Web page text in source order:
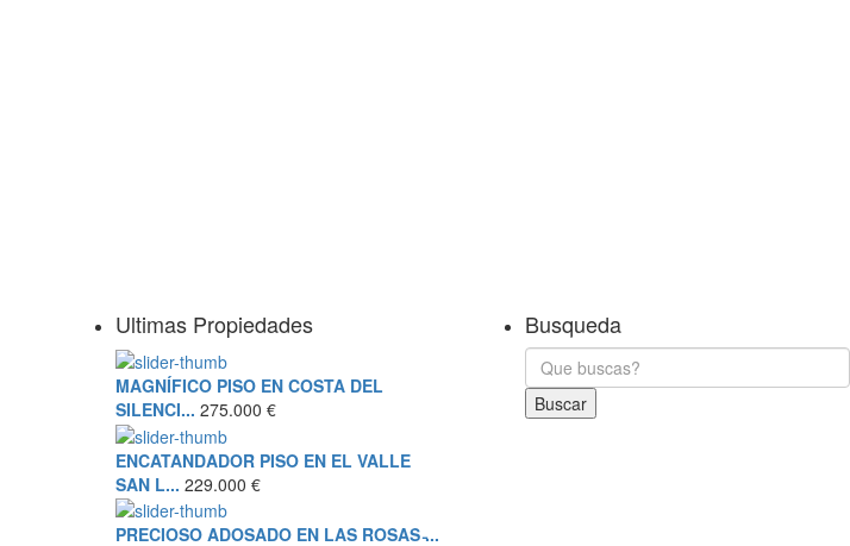
Ultimas Propiedades
MAGNÍFICO PISO EN COSTA DEL
SILENCI... 275.000 €
ENCATANDADOR PISO EN EL VALLE
SAN L... 229.000 €
PRECIOSO ADOSADO EN LAS ROSAS ̵...
Busqueda
Buscar